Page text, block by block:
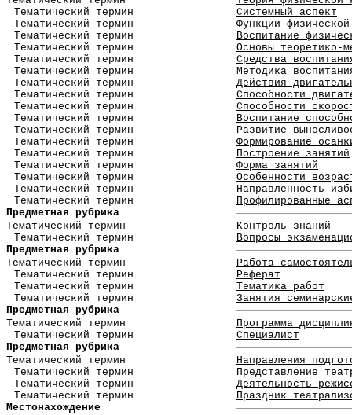
Тематический термин
Системный аспект
Тематический термин
Функции
Тематический термин
Воспитание
Тематический термин
Основы теоретико-
Тематический термин
Средства
Тематический термин
Методика
Тематический термин
Действия
Тематический термин
Способности
Тематический термин
Способности
Тематический термин
Воспитание
Тематический термин
Развитие
Тематический термин
Формирование
Тематический термин
Построение занятий
Тематический термин
Форма занятий
Тематический термин
Особенности
Тематический термин
Направленность
Тематический термин
Профилированные
Предметная рубрика
Тематический термин
Контроль знаний
Тематический термин
Вопросы
Предметная рубрика
Тематический термин
Работа
Тематический термин
Реферат
Тематический термин
Тематика работ
Тематический термин
Занятия
Предметная рубрика
Тематический термин
Программа
Тематический термин
Специалист
Предметная рубрика
Тематический термин
Направления
Тематический термин
Представление
Тематический термин
Деятельность
Тематический термин
Праздник
Местонахождение